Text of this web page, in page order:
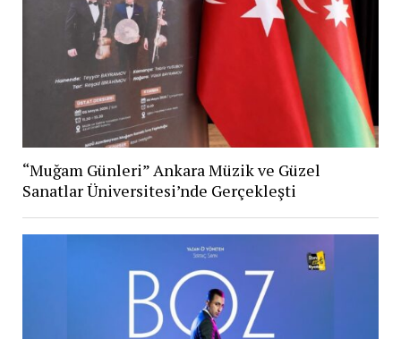
“Muğam Günleri” Ankara Müzik ve Güzel
Sanatlar Üniversitesi’nde Gerçekleşti